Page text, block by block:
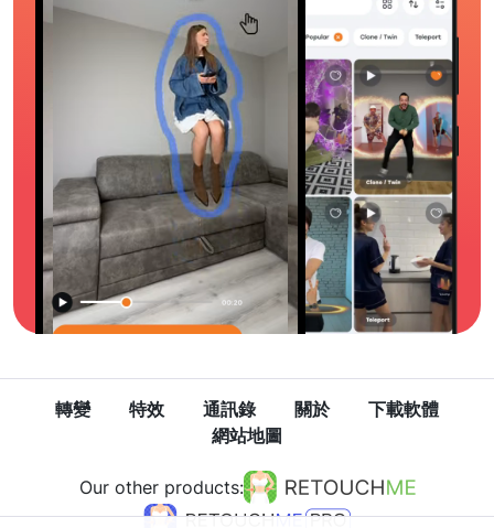
轉變 特效 通訊錄 關於
下載軟體
網站地圖
Our other products: